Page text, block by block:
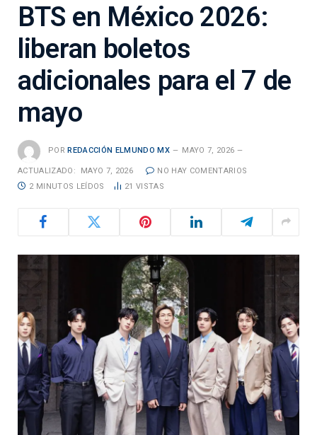
BTS en México 2026:
liberan boletos
adicionales para el 7 de
mayo
POR REDACCIÓN ELMUNDO MX MAYO 7, 2026
ACTUALIZADO: MAYO 7, 2026
NO HAY COMENTARIOS
2 MINUTOS LEÍDOS
21 VISTAS